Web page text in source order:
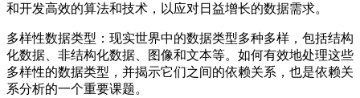
和开发高效的算法和技术，以应对日益增长的数据需求。
多样性数据类型：现实世界中的数据类型多种多样，包括结构
化数据、非结构化数据、图像和文本等。如何有效地处理这些
多样性的数据类型，并揭示它们之间的依赖关系，也是依赖关
系分析的一个重要课题。